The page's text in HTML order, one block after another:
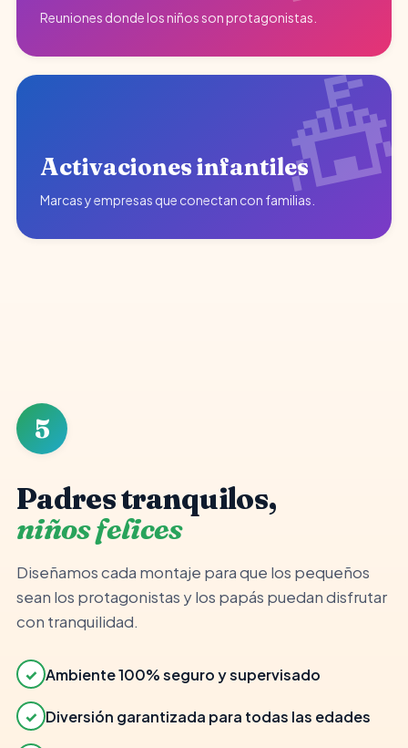
Reuniones donde los niños son protagonistas.
Activaciones infantiles
Marcas y empresas que conectan con familias.
👨‍👩‍👧
✓
5
Padres tranquilos,
niños felices
Diseñamos cada montaje para que los pequeños
sean los protagonistas y los papás puedan disfrutar
con tranquilidad.
✓ Ambiente 100% seguro y supervisado
✓ Diversión garantizada para todas las edades